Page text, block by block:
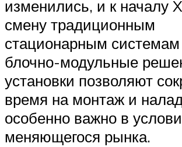
изменились, и к началу
смену традиционным
стационарным
блочно-модульные
установки позволяют
время на монтаж и
особенно важно в
меняющегося рынка.